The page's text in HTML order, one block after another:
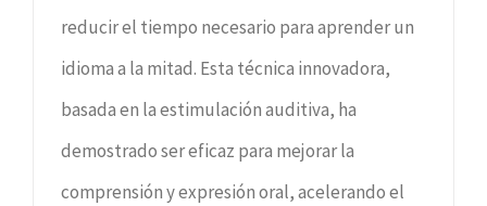
reducir el tiempo necesario para aprender un
idioma a la mitad. Esta técnica innovadora,
basada en la estimulación auditiva, ha
demostrado ser eficaz para mejorar la
comprensión y expresión oral, acelerando el